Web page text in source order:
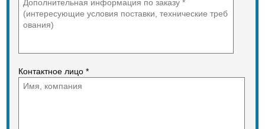
Контактное лицо *